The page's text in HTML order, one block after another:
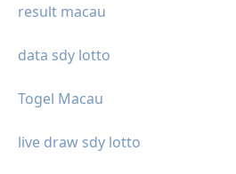
result macau
data sdy lotto
Togel Macau
live draw sdy lotto